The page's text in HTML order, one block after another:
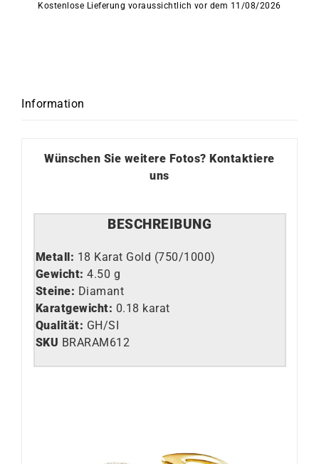
Menge
Kostenlose Lieferung voraussichtlich vor dem 11/08/2026
Information
Wünschen Sie weitere Fotos?Kontaktiere
uns
BESCHREIBUNG
Metall: 18 Karat Gold (750/1000)
Gewicht: 4.50 g
Steine: Diamant
Karatgewicht: 0.18 karat
Qualität: GH/SI
SKU BRARAM612